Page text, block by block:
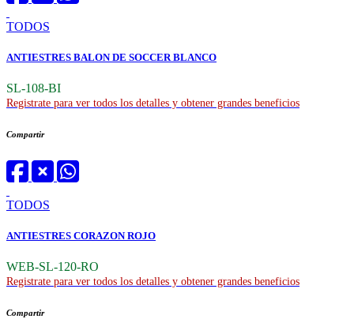
TODOS
ANTIESTRES BALON DE SOCCER BLANCO
SL-108-BI
Registrate para ver todos los detalles y obtener grandes beneficios
Compartir
TODOS
ANTIESTRES CORAZON ROJO
WEB-SL-120-RO
Registrate para ver todos los detalles y obtener grandes beneficios
Compartir